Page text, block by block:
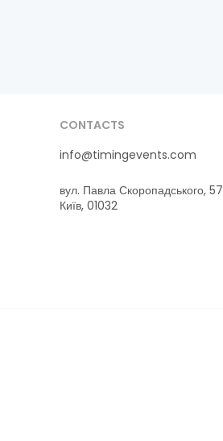
CONTACTS
info@timingevents.com
вул. Павла Скоропадського, 57
Київ, 01032